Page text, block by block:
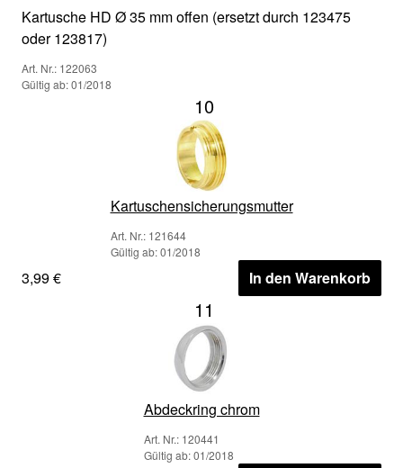
Kartusche HD Ø 35 mm offen (ersetzt durch 123475
oder 123817)
Art. Nr.: 122063
Gültig ab: 01/2018
10
Kartuschensicherungsmutter
Art. Nr.: 121644
Gültig ab: 01/2018
3,99 € In den Warenkorb
11
Abdeckring chrom
Art. Nr.: 120441
Gültig ab: 01/2018